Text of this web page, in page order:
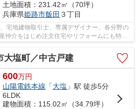
土地面積：231.42㎡（70坪）
兵庫県姫路市飯田 ３丁目
宅地建物取引士、専属デザイナー、各分野の
仲介をはじめ注文住宅やリフォームにも特化
大塩町／中古戸建
600万円
山陽電鉄本線 「大塩 」駅 徒歩5分
6LDK
建物面積：115.02㎡（34.79坪）